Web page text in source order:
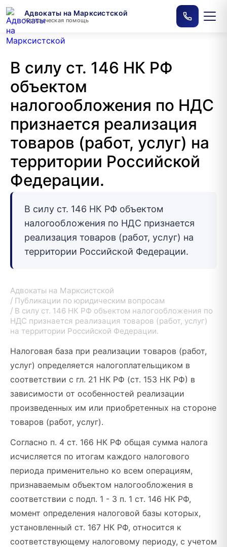
Адвокаты на Марксистской
Юридическая помощь
В силу ст. 146 НК РФ
объектом
налогообложения по НДС
признается реализация
товаров (работ, услуг) на
территории Российской
Федерации.
В силу ст. 146 НК РФ объектом
налогообложения по НДС признается
реализация товаров (работ, услуг) на
территории Российской Федерации.
Адвокаты на Марксистской
Публикации по юридическим вопросам
В силу ст. 146 НК РФ объектом налогообложения по
НДС признается реализация товаров (работ, услуг)
на территории Российской Федерации.
Налоговая база при реализации товаров (работ,
услуг) определяется налогоплательщиком в
соответствии с гл. 21 НК РФ (ст. 153 НК РФ) в
зависимости от особенностей реализации
произведенных им или приобретенных на стороне
товаров (работ, услуг).
Согласно п. 4 ст. 166 НК РФ общая сумма налога
исчисляется по итогам каждого налогового
периода применительно ко всем операциям,
признаваемым объектом налогообложения в
соответствии с подп. 1 - 3 п. 1 ст. 146 НК РФ,
момент определения налоговой базы которых,
установленный ст. 167 НК РФ, относится к
соответствующему налоговому периоду, с учетом